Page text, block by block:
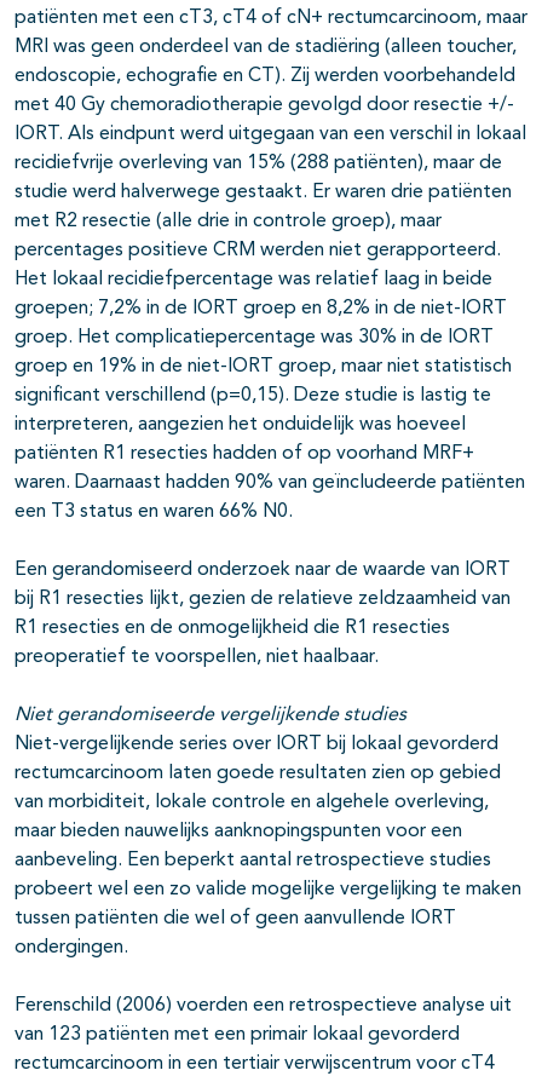
patiënten met een cT3, cT4 of cN+ rectumcarcinoom, maar
MRI was geen onderdeel van de stadiëring (alleen toucher,
endoscopie, echografie en CT). Zij werden voorbehandeld
met 40 Gy chemoradiotherapie gevolgd door resectie +/-
IORT. Als eindpunt werd uitgegaan van een verschil in lokaal
recidiefvrije overleving van 15% (288 patiënten), maar de
studie werd halverwege gestaakt. Er waren drie patiënten
met R2 resectie (alle drie in controle groep), maar
percentages positieve CRM werden niet gerapporteerd.
Het lokaal recidiefpercentage was relatief laag in beide
groepen; 7,2% in de IORT groep en 8,2% in de niet-IORT
groep. Het complicatiepercentage was 30% in de IORT
groep en 19% in de niet-IORT groep, maar niet statistisch
significant verschillend (p=0,15). Deze studie is lastig te
interpreteren, aangezien het onduidelijk was hoeveel
patiënten R1 resecties hadden of op voorhand MRF+
waren. Daarnaast hadden 90% van geïncludeerde patiënten
een T3 status en waren 66% N0.
Een gerandomiseerd onderzoek naar de waarde van IORT
bij R1 resecties lijkt, gezien de relatieve zeldzaamheid van
R1 resecties en de onmogelijkheid die R1 resecties
preoperatief te voorspellen, niet haalbaar.
Niet gerandomiseerde vergelijkende studies
Niet-vergelijkende series over IORT bij lokaal gevorderd
rectumcarcinoom laten goede resultaten zien op gebied
van morbiditeit, lokale controle en algehele overleving,
maar bieden nauwelijks aanknopingspunten voor een
aanbeveling. Een beperkt aantal retrospectieve studies
probeert wel een zo valide mogelijke vergelijking te maken
tussen patiënten die wel of geen aanvullende IORT
ondergingen.
Ferenschild (2006) voerden een retrospectieve analyse uit
van 123 patiënten met een primair lokaal gevorderd
rectumcarcinoom in een tertiair verwijscentrum voor cT4